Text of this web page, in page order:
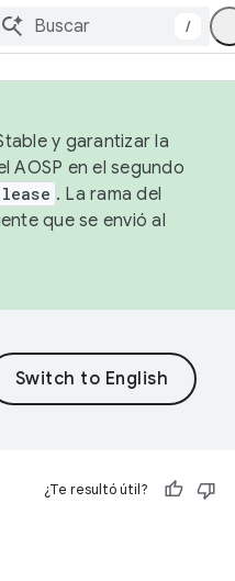
/
y garantizar la
AOSP en el segundo
. La rama del
que se envió al
¿Te resultó útil?